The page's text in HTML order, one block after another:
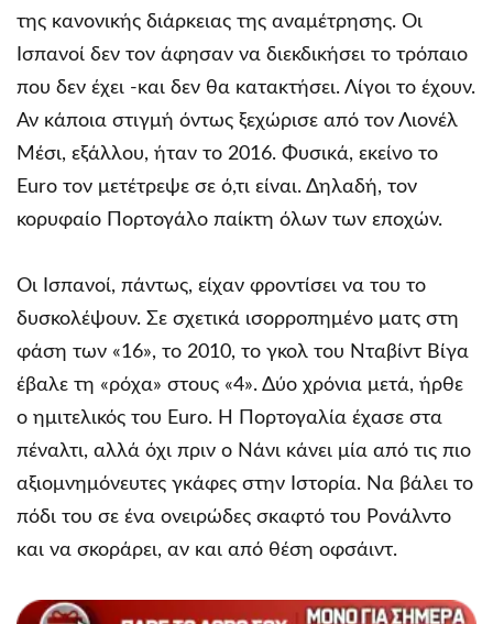
της κανονικής διάρκειας της αναμέτρησης. Οι
Ισπανοί δεν τον άφησαν να διεκδικήσει το τρόπαιο
που δεν έχει -και δεν θα κατακτήσει. Λίγοι το έχουν.
Αν κάποια στιγμή όντως ξεχώρισε από τον Λιονέλ
Μέσι, εξάλλου, ήταν το 2016. Φυσικά, εκείνο το
Euro τον μετέτρεψε σε ό,τι είναι. Δηλαδή, τον
κορυφαίο Πορτογάλο παίκτη όλων των εποχών.
Οι Ισπανοί, πάντως, είχαν φροντίσει να του το
δυσκολέψουν. Σε σχετικά ισορροπημένο ματς στη
φάση των «16», το 2010, το γκολ του Νταβίντ Βίγα
έβαλε τη «ρόχα» στους «4». Δύο χρόνια μετά, ήρθε
ο ημιτελικός του Euro. Η Πορτογαλία έχασε στα
πέναλτι, αλλά όχι πριν ο Νάνι κάνει μία από τις πιο
αξιομνημόνευτες γκάφες στην Ιστορία. Να βάλει το
πόδι του σε ένα ονειρώδες σκαφτό του Ρονάλντο
και να σκοράρει, αν και από θέση οφσάιντ.